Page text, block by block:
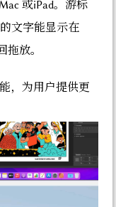
或iPad。游标
文字能显示在
拖放。
，为用户提供更